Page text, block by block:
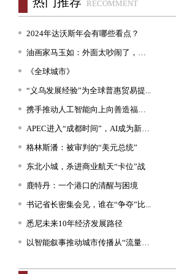
RECOMMENT
2024年达沃斯年会有哪些看点？
油画家马玉如：外面太吵闹了，我想...
《全球城市》
“义乌发展经验”为全球普惠贸易提...
携手推动人工智能向上向善造福人类
APEC进入“成都时间”，AI成为新坐...
格林斯潘：被审判的“美元总统”
东北小城，杀进商业航天“卡位”战
鹿特丹：一个港口的清醒与困境
书记省长密集会见，谁在“争夺”比...
悉尼未来10年经济发展路径
以智能叙事推动城市传播从“流量出...